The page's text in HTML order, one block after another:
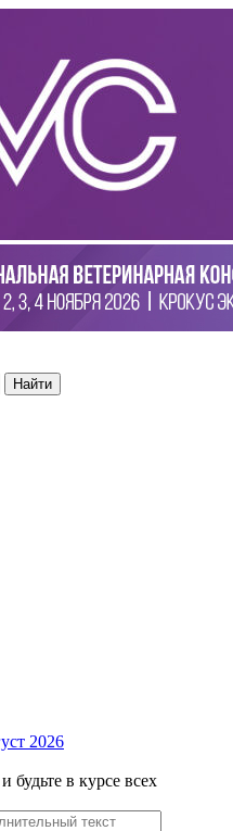
Найти
2026
в курсе всех